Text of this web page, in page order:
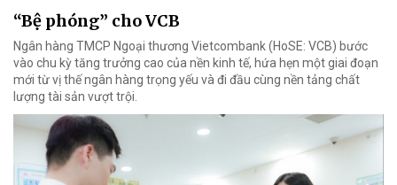
“Bệ phóng” cho VCB
Ngân hàng TMCP Ngoại thương Vietcombank (HoSE: VCB) bước
vào chu kỳ tăng trưởng cao của nền kinh tế, hứa hẹn một giai đoạn
mới từ vị thế ngân hàng trọng yếu và đi đầu cùng nền tảng chất
lượng tài sản vượt trội.